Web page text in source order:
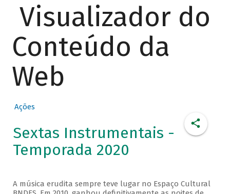
Visualizador do
Conteúdo da
Web
Ações
Sextas Instrumentais -
Temporada 2020
A música erudita sempre teve lugar no Espaço Cultural